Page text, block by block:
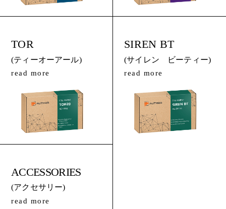
TOR
(ティーオーアール)
read more
SIREN BT
(サイレン ビーティー)
read more
ACCESSORIES
(アクセサリー)
read more